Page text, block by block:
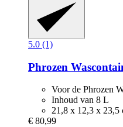
5.0 (1)
Phrozen
Voor de Phrozen
Inhoud van 8 L
21,8 x 12,3 x
€ 80,99